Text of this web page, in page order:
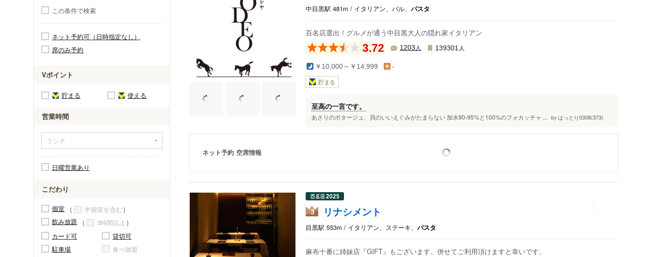
この条件で検索
ネット予約可（日時指定なし）
席のみ予約
Vポイント
貯まる 使える
営業時間
日曜営業あり
こだわり
個室
半個室を含む
飲み放題
3時間以上
カード可
貸切可
駐車場
食べ放題
中目黒駅 481m / イタリアン、バル、 パスタ
百名店選出！グルメが通う中目黒大人の隠れ家イタリアン
3.72 1203人 139301 人
￥10,000～￥14,999 -
貯まる
至高の一言です。
あさりのポタージュ、貝のいいえぐみがたまらない 加水90-95%と100%のフォカッチャ ... by はっとり0308(373)
ネット予約 空席情報
3 リナシメント
目黒駅 553m / イタリアン、ステーキ、 パスタ
麻布十番に姉妹店『GIFT』もございます。併せてご利用頂けますと幸いです。